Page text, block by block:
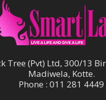
Tree (Pvt) Ltd, 300/13
Madiwela, Kotte.
Phone : 011 281 4449